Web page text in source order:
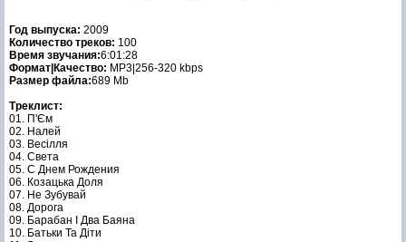
Год выпуска: 2009
Количество треков: 100
Время звучания:6:01:28
Формат|Качество: MP3|256-320 kbps
Размер файла:689 Mb
Треклист:
01. П'Єм
02. Налей
03. Весілля
04. Света
05. С Днем Рождения
06. Козацька Доля
07. Не Зубувай
08. Дорога
09. Барабан І Два Баяна
10. Батьки Та Діти